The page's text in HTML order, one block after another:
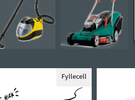
Fyllecell